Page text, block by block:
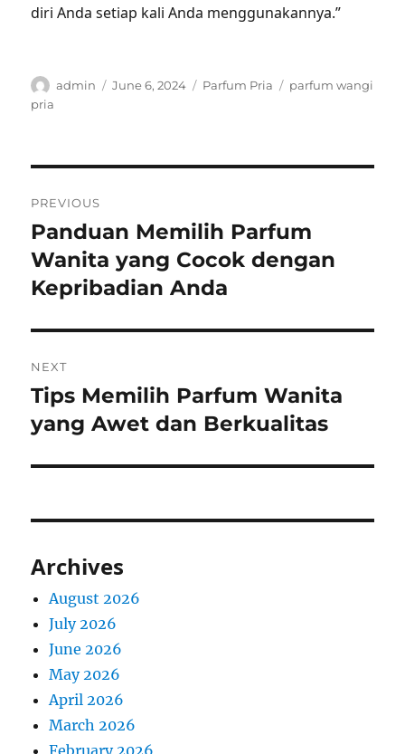
diri Anda setiap kali Anda menggunakannya.”
Author
admin
Posted
June 6, 2024 Categories
Parfum Pria Tags
parfum wangi
pria
navigation
PREVIOUS
Previous
post:
Panduan Memilih Parfum
Wanita yang Cocok dengan
Kepribadian Anda
NEXT
Next
post:
Tips Memilih Parfum Wanita
yang Awet dan Berkualitas
Archives
August 2026
July 2026
June 2026
May 2026
April 2026
March 2026